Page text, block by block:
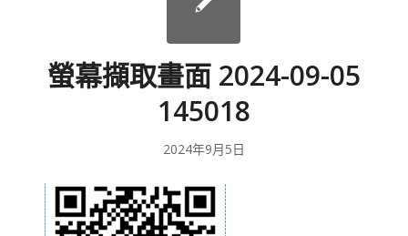
螢幕擷取畫面 2024-09-05
145018
2024年9月5日